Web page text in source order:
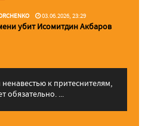
03.06.2026, 23:29
убит Исомитдин Акбаров
к притеснителям,
обязательно. ...